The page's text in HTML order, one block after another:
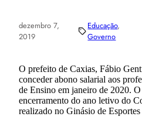
dezembro 7,
2019
Educação
Governo
O prefeito de Caxias, Fábio
conceder abono salarial aos
de Ensino em janeiro de 2020.
encerramento do ano letivo do
realizado no Ginásio de